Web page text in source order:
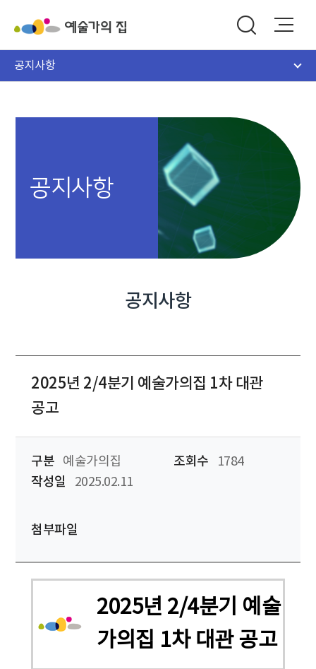
공지사항
공지사항
공지사항
2025년 2/4분기 예술가의집 1차 대관
공고
구분 예술가의집 조회수
1784
작성일
2025.02.11
첨부파일
2025년 2/4분기 예술
가의집 1차 대관 공고